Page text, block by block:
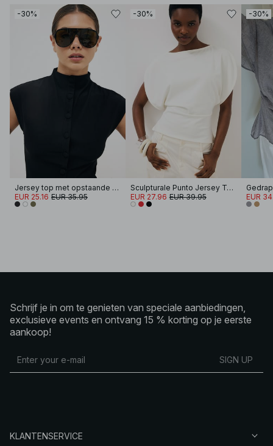
-30%
Jersey top met opstaande kraag
EUR 25.16 EUR 35.95
-30%
Sculpturale Punto Jersey Top
EUR 27.96 EUR 39.95
-30%
EUR
Schrijf je in om te genieten van speciale aanbiedingen,
exclusieve events en ontvang 15 % korting op je eerste
aankoop!
SIGN UP
KLANTENSERVICE